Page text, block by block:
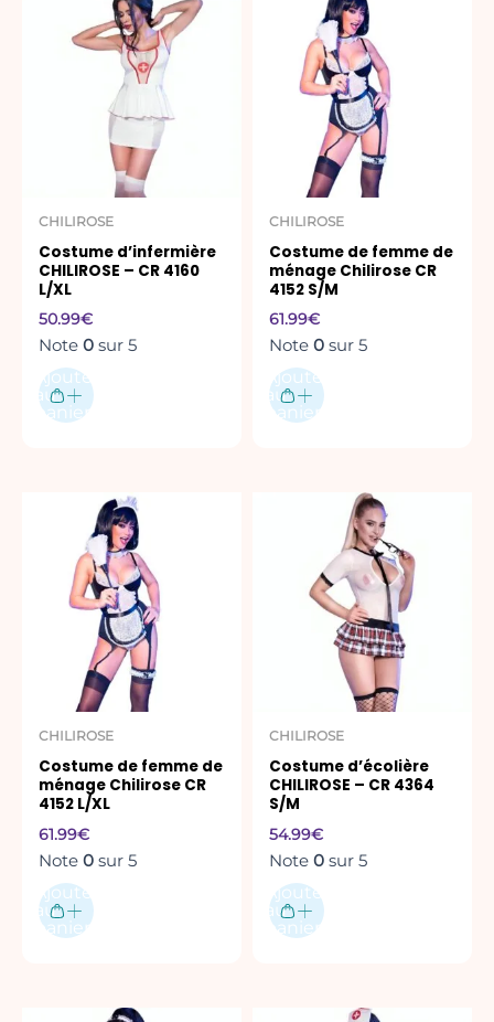
CHILIROSE
Costume d’infermière
CHILIROSE – CR 4160
L/XL
50.99€
Note 0 sur 5
Ajouter
au
panier
CHILIROSE
Costume de femme de
ménage Chilirose CR
4152 S/M
61.99€
Note 0 sur 5
Ajouter
au
panier
CHILIROSE
Costume de femme de
ménage Chilirose CR
4152 L/XL
61.99€
Note 0 sur 5
Ajouter
au
panier
CHILIROSE
Costume d’écolière
CHILIROSE – CR 4364
S/M
54.99€
Note 0 sur 5
Ajouter
au
panier